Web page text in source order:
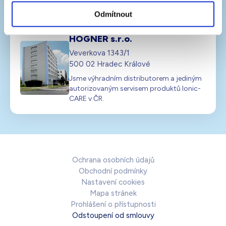
Odmítnout
HÖGNER s.r.o.
Veverkova 1343/1
500 02 Hradec Králové
Jsme výhradním distributorem a jediným
autorizovaným servisem produktů Ionic-
CARE v ČR.
Ochrana osobních údajů
Obchodní podmínky
Nastavení cookies
Mapa stránek
Prohlášení o přístupnosti
Odstoupení od smlouvy